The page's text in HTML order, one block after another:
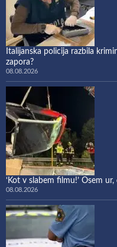
Italijanska policija razbila
zapora?
08.08.2026
‘Kot v slabem filmu!’ Osem
08.08.2026